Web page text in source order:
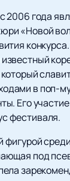
2006 года
«Новой
в поп-
Его
фестиваля.
фигурой
под